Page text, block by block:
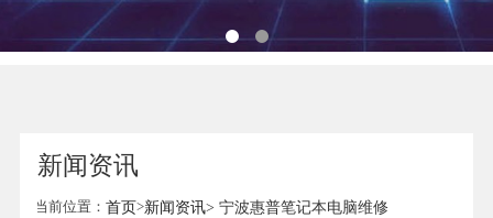
新闻资讯
当前位置： 首页>新闻资讯> 宁波惠普笔记本电脑维修